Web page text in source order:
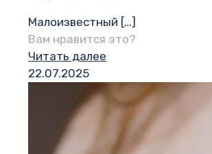
Малоизвестный […]
Вам нравится это?
Читать далее
22.07.2025